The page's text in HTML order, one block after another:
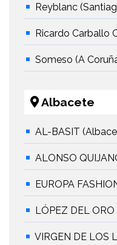
Reyblanc
Ricardo Carballo
Someso (A
Albacete
AL-BASIT
ALONSO
EUROPA
LÓPEZ DEL ORO
VIRGEN DE LOS